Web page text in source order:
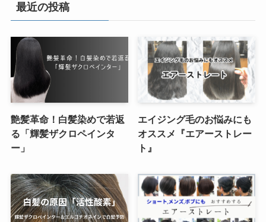
最近の投稿
艶髪革命！白髪染めで若返
る「輝髪ザクロペインタ
ー」
エイジング毛のお悩みにも
オススメ『エアーストレー
ト』